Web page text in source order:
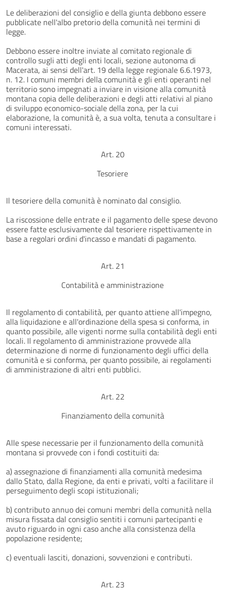
Le deliberazioni del consiglio e della giunta debbono essere
pubblicate nell'albo pretorio della comunità nei termini di
legge.
Debbono essere inoltre inviate al comitato regionale di
controllo sugli atti degli enti locali, sezione autonoma di
Macerata, ai sensi dell'art. 19 della legge regionale 6.6.1973,
n. 12. I comuni membri della comunità e gli enti operanti nel
territorio sono impegnati a inviare in visione alla comunità
montana copia delle deliberazioni e degli atti relativi al piano
di sviluppo economico-sociale della zona, per la cui
elaborazione, la comunità è, a sua volta, tenuta a consultare i
comuni interessati.
Art. 20
Tesoriere
Il tesoriere della comunità è nominato dal consiglio.
La riscossione delle entrate e il pagamento delle spese devono
essere fatte esclusivamente dal tesoriere rispettivamente in
base a regolari ordini d'incasso e mandati di pagamento.
Art. 21
Contabilità e amministrazione
Il regolamento di contabilità, per quanto attiene all'impegno,
alla liquidazione e all'ordinazione della spesa si conforma, in
quanto possibile, alle vigenti norme sulla contabilità degli enti
locali. Il regolamento di amministrazione provvede alla
determinazione di norme di funzionamento degli uffici della
comunità e si conforma, per quanto possibile, ai regolamenti
di amministrazione di altri enti pubblici.
Art. 22
Finanziamento della comunità
Alle spese necessarie per il funzionamento della comunità
montana si provvede con i fondi costituiti da:
a) assegnazione di finanziamenti alla comunità medesima
dallo Stato, dalla Regione, da enti e privati, volti a facilitare il
perseguimento degli scopi istituzionali;
b) contributo annuo dei comuni membri della comunità nella
misura fissata dal consiglio sentiti i comuni partecipanti e
avuto riguardo in ogni caso anche alla consistenza della
popolazione residente;
c) eventuali lasciti, donazioni, sovvenzioni e contributi.
Art. 23